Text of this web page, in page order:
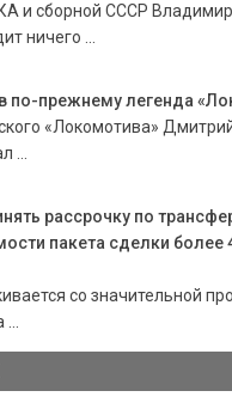
и сборной СССР
ничего ...
по-прежнему легенда
«Локомотива»
...
рассрочку по
пакета сделки более
со значительной
...